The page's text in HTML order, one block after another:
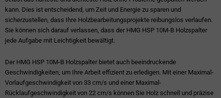
kann. Dies ist entscheidend, um Zeit und Energie zu sparen und
sicherzustellen, dass Ihre Holzbearbeitungsprojekte reibungslos verlaufen.
Sie können sich darauf verlassen, dass der HMG HSP 10M-B Holzspalter
jede Aufgabe mit Leichtigkeit bewältigt.
Der HMG HSP 10M-B Holzspalter bietet auch beeindruckende
Geschwindigkeiten, um Ihre Arbeit effizient zu erledigen. Mit einer Maximal-
Vorlaufgeschwindigkeit von 33 cm/s und einer Maximal-
Rücklaufgeschwindigkeit von 22 cm/s können Sie Holz schnell und präzise